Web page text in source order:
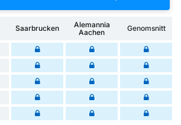
Saarbrucken
Alemannia
Aachen
Genomsnitt